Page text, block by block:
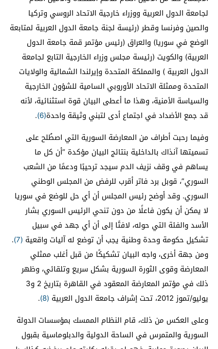
لجامعة الدول العربية ووزراء خارجية الاتحاد الروسي وتركيا
والصين وفرنسا وقطر (رئيسة لجنة جامعة الدول العربية لمتابعة
الوضع في سوريا) والعراق (رئيس مؤتمر قمة جامعة الدول
العربية) والكويت (رئيسة مجلس وزراء الخارجية التابع لجامعة
الدول العربية ) والمملكة المتحدة وإيرلندا الشمالية والولايات
المتحدة وممثلة الاتحاد الأوروبي السامية للشؤون الخارجية
والسياسة الأمنية، وهذا ما أعطى البيان قوة استثنائية، لأنه
قد جمع الأضداد في اجتماع أدى لتبني وثيقة واحدة(6)
.
وفيما رحبت أطراف من المعارضة السورية التي اصطُلح على
تسميتها آنذاك بالداخلية بنتائج البيان مؤكدة “أن كل ما
يساهم في وقف نزيف الدم سيجد ترحيبًا ودعمًا من الشعب
السوري”، قوبل برد فاتر أقرب للرفض من المجلس الوطني
السوري. وقد أوضح رئيس المجلس أن أي حل للوضع في سوريا
لا يمكن أن يكون فاعلًا من دون تنحي الرئيس السوري بشار
الأسد والفئة التي حوله، لافتًا إلى أن أي جهد في سبيل
تشكيل حكومة وحدة وطنية يجب أن توضع له آليات واقعية (7)
.
ومن جهة أخرى، واجه البيان تشكيكًا من قبل أغلب ممثلي
المعارضة وقوى الثورة السورية بشكل سريع وتلقائي، وظهر
ذلك في مؤتمر المعارضة المعقود في القاهرة بتاريخ 2 و3
يوليو/تموز 2012، تحت إشراف جامعة الدول العربية
(8)
.
وعلى العكس من ذلك، قام النظام الممسك بمؤسسات الدولة
السورية والمتمرس في الساحة الدولية والدبلوماسية بقبول